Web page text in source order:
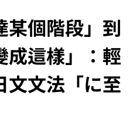
某個階段」到
成這樣」：輕
文文法「に至